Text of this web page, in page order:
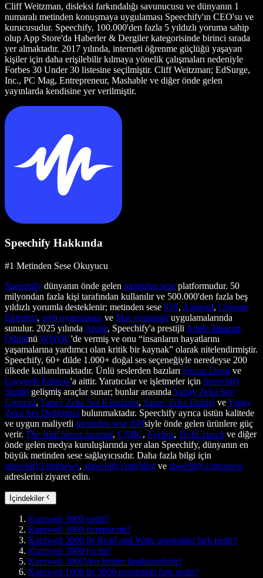
Cliff Weitzman, disleksi farkındalığı savunucusu ve dünyanın 1
numaralı metinden konuşmaya uygulaması Speechify'ın CEO'su ve
kurucusudur. Speechify, 100.000'den fazla 5 yıldızlı yoruma sahip
olup App Store'da Haberler & Dergiler kategorisinde birinci sırada
yer almaktadır. 2017 yılında, interneti öğrenme güçlüğü yaşayan
kişiler için daha erişilebilir kılmaya yönelik çalışmaları nedeniyle
Forbes 30 Under 30 listesine seçilmiştir. Cliff Weitzman; EdSurge,
Inc., PC Mag, Entrepreneur, Mashable ve diğer önde gelen
yayınlarda kendisine yer verilmiştir.
Speechify Hakkında
#1 Metinden Sese Okuyucu
Speechify dünyanın önde gelen metinden sese platformudur. 50
milyondan fazla kişi tarafından kullanılır ve 500.000'den fazla beş
yıldızlı yorumla desteklenir; metinden sese iOS, Android, Chrome
Eklentisi, web uygulaması ve Mac masaüstü uygulamalarında
sunulur. 2025 yılında Apple, Speechify'a prestijli Apple Tasarım
Ödülünü WWDC'de vermiş ve onu “insanların hayatlarını
yaşamalarına yardımcı olan kritik bir kaynak” olarak nitelendirmiştir.
Speechify, 60+ dilde 1.000+ doğal ses seçeneğiyle neredeyse 200
ülkede kullanılmaktadır. Ünlü seslerden bazıları Snoop Dogg ve
Gwyneth Paltrow'a aittir. Yaratıcılar ve işletmeler için Speechify
Studio gelişmiş araçlar sunar; bunlar arasında Yapay Zeka Ses
Üreticisi, Yapay Zeka Ses Klonlama, Yapay Zeka Dublaj veYapay
Zeka Ses Değiştirici bulunmaktadır. Speechify ayrıca üstün kalitede
ve uygun maliyetli metinden sese APIsiyle önde gelen ürünlere güç
verir. The Wall Street Journal, CNBC, Forbes, TechCrunch ve diğer
önde gelen medya kuruluşlarında yer alan Speechify, dünyanın en
büyük metinden sese sağlayıcısıdır. Daha fazla bilgi için
speechify.com/news, speechify.com/blog ve speechify.com/press
adreslerini ziyaret edin.
İçindekiler
Kurzweil 3000 nedir?
Kurzweil 3000 ücretsiz mi?
Kurzweil 3000 ile Read and Write arasındaki fark nedir?
Kurzweil 3000 iyi mi?
Kurzweil 3000'den kimler faydalanabilir?
Kurzweil 1000 ile 3000 arasındaki fark nedir?